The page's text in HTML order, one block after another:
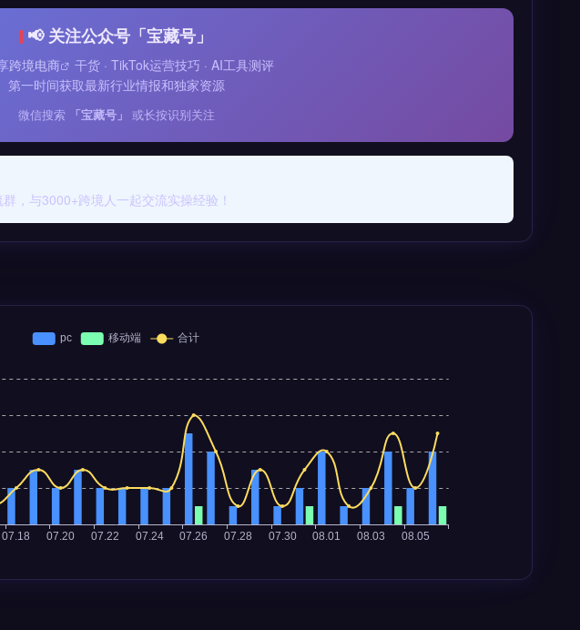
📢 关注公众号「宝藏号」
跨境电商
干货 · TikTok运营技巧 · AI工具测评
第一时间获取最新行业情报和独家资源
微信搜索 「宝藏号」 或长按识别关注
，与3000+跨境人一起交流实操经验！